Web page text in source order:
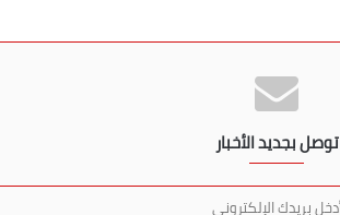
توصل بجديد الأخبار